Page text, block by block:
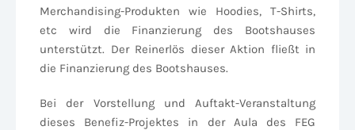
Merchandising-Produkten wie Hoodies, T-Shirts,
etc wird die Finanzierung des Bootshauses
unterstützt. Der Reinerlös dieser Aktion fließt in
die Finanzierung des Bootshauses.
Bei der Vorstellung und Auftakt-Veranstaltung
dieses Benefiz-Projektes in der Aula des FEG